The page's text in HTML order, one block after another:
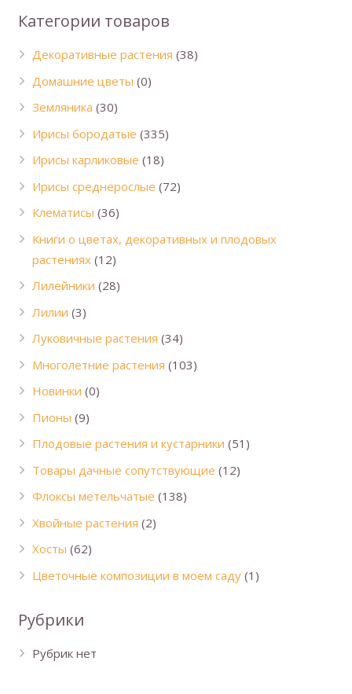
Категории товаров
Декоративные растения (38)
Домашние цветы (0)
Земляника (30)
Ирисы бородатые (335)
Ирисы карликовые (18)
Ирисы среднерослые (72)
Клематисы (36)
Книги о цветах, декоративных и плодовых
растениях (12)
Лилейники (28)
Лилии (3)
Луковичные растения (34)
Многолетние растения (103)
Новинки (0)
Пионы (9)
Плодовые растения и кустарники (51)
Товары дачные сопутствующие (12)
Флоксы метельчатые (138)
Хвойные растения (2)
Хосты (62)
Цветочные композиции в моем саду (1)
Рубрики
Рубрик нет